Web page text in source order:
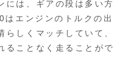
には、ギアの段は多い方
エンジンのトルクの出
しくマッチしていて、
ることなく走ることがで